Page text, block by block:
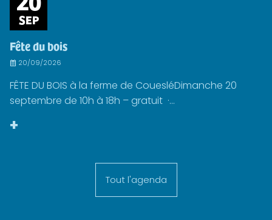
SEP
Fête du bois
20/09/2026
FÊTE DU BOIS à la ferme de CouesléDimanche 20
septembre de 10h à 18h – gratuit ·...
+
Tout l'agenda